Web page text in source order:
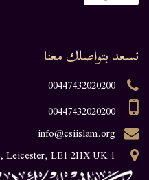
نسعد بتواصلك معنا
00447432020200
00447432020200
info@csiislam.org
1 Kamloops Crescent, Leicester, LE1 2HX UK